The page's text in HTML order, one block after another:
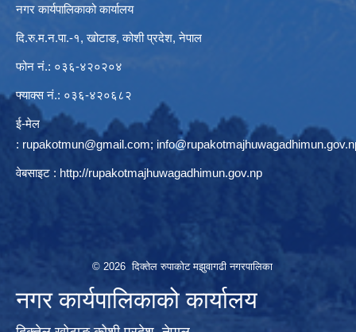
नगर कार्यपालिकाको कार्यालय
दि.रु.म.न.पा.-१, खोटाङ, कोशी प्रदेश, नेपाल
फोन नं.: ०३६-४२०२०४
फ्याक्स नं.: ०३६-४२०६८२
ई-मेल
: rupakotmun@gmail.com;
वेबसाइट : http://rupakotmajhuwagadhimun.gov.np
© 2026 दिक्तेल रुपाकोट मझुवागढी नगरपालिका
नगर कार्यपालिकाको कार्यालय